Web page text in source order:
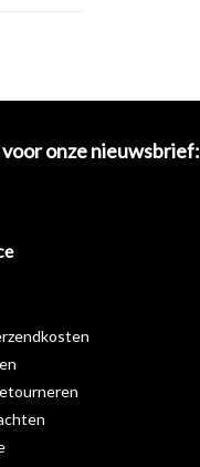
voor onze nieuwsbrief: